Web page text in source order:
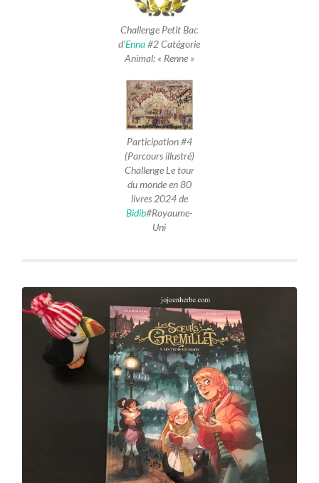
Challenge Petit Bac
d’Enna#2 Catégorie
Animal: « Renne »
Participation #4
(Parcours illustré)
Challenge Le tour
du monde en 80
livres 2024 de
Bidib#Royaume-
Uni